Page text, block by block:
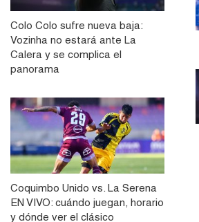
Colo Colo sufre nueva baja:
Vozinha no estará ante La
Calera y se complica el
panorama
Coquimbo Unido vs. La Serena
EN VIVO: cuándo juegan, horario
y dónde ver el clásico